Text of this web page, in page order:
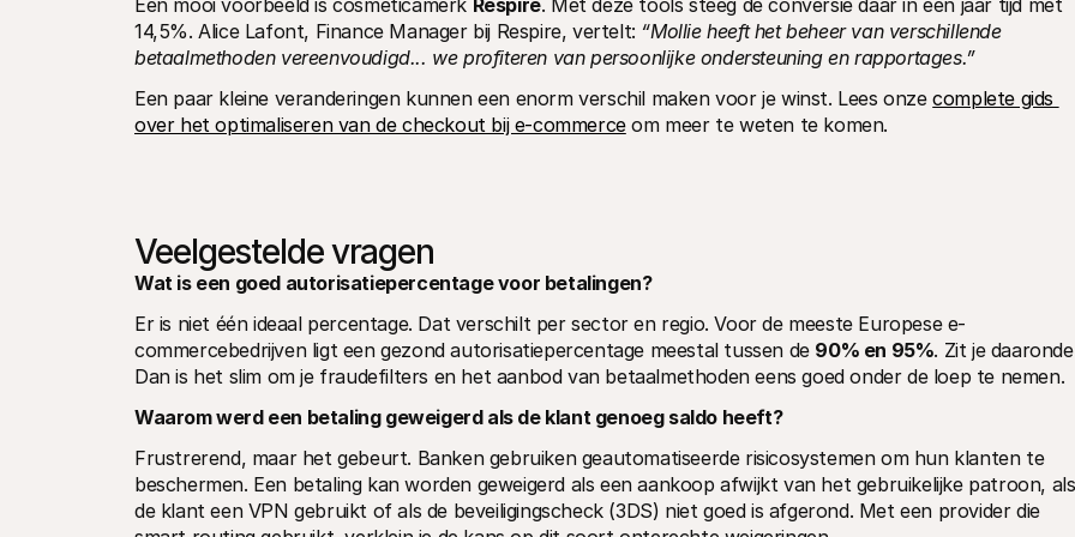
Een mooi voorbeeld is cosmeticamerk Respire. Met deze tools steeg de conversie daar in één jaar tijd met
14,5%. Alice Lafont, Finance Manager bij Respire, vertelt: “Mollie heeft het beheer van verschillende
betaalmethoden vereenvoudigd... we profiteren van persoonlijke ondersteuning en rapportages.”
Een paar kleine veranderingen kunnen een enorm verschil maken voor je winst. Lees onze complete gids
over het optimaliseren van de checkout bij e-commerce om meer te weten te komen.
Veelgestelde vragen
Wat is een goed autorisatiepercentage voor betalingen?
Er is niet één ideaal percentage. Dat verschilt per sector en regio. Voor de meeste Europese e-
commercebedrijven ligt een gezond autorisatiepercentage meestal tussen de 90% en 95%. Zit je
Dan is het slim om je fraudefilters en het aanbod van betaalmethoden eens goed onder de loep te nemen.
Waarom werd een betaling geweigerd als de klant genoeg saldo heeft?
Frustrerend, maar het gebeurt. Banken gebruiken geautomatiseerde risicosystemen om hun klanten te
beschermen. Een betaling kan worden geweigerd als een aankoop afwijkt van het gebruikelijke patroon, als
de klant een VPN gebruikt of als de beveiligingscheck (3DS) niet goed is afgerond. Met een provider die